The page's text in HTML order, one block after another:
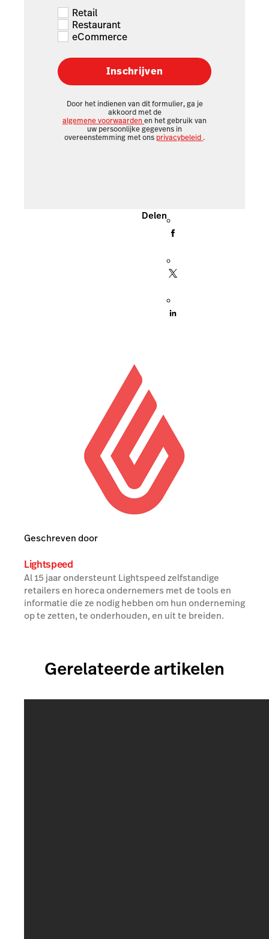
Retail
Restaurant
eCommerce
Inschrijven
Door het indienen van dit formulier, ga je
akkoord met de
algemene voorwaardenen het gebruik van
uw persoonlijke gegevens in
overeenstemming met ons privacybeleid .
Delen
Geschreven door
Lightspeed
Al 15 jaar ondersteunt Lightspeed zelfstandige
retailers en horeca ondernemers met de tools en
informatie die ze nodig hebben om hun onderneming
op te zetten, te onderhouden, en uit te breiden.
Gerelateerde artikelen